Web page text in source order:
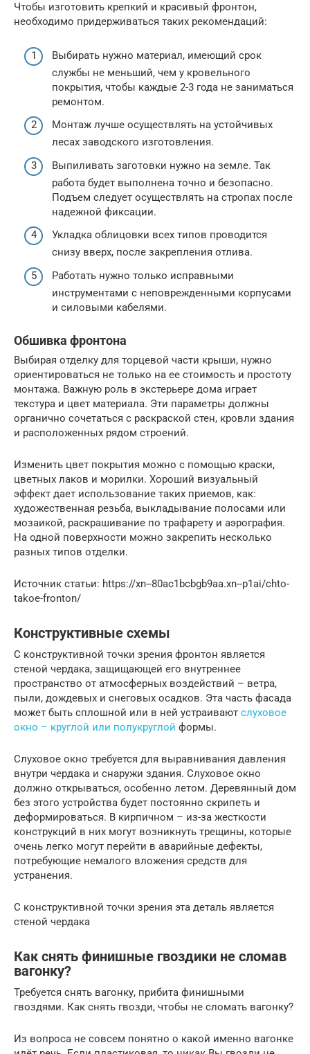
Чтобы изготовить крепкий и красивый фронтон,
необходимо придерживаться таких рекомендаций:
Выбирать нужно материал, имеющий срок
службы не меньший, чем у кровельного
покрытия, чтобы каждые 2-3 года не заниматься
ремонтом.
Монтаж лучше осуществлять на устойчивых
лесах заводского изготовления.
Выпиливать заготовки нужно на земле. Так
работа будет выполнена точно и безопасно.
Подъем следует осуществлять на стропах после
надежной фиксации.
Укладка облицовки всех типов проводится
снизу вверх, после закрепления отлива.
Работать нужно только исправными
инструментами с неповрежденными корпусами
и силовыми кабелями.
Обшивка фронтона
Выбирая отделку для торцевой части крыши, нужно
ориентироваться не только на ее стоимость и простоту
монтажа. Важную роль в экстерьере дома играет
текстура и цвет материала. Эти параметры должны
органично сочетаться с раскраской стен, кровли здания
и расположенных рядом строений.
Изменить цвет покрытия можно с помощью краски,
цветных лаков и морилки. Хороший визуальный
эффект дает использование таких приемов, как:
художественная резьба, выкладывание полосами или
мозаикой, раскрашивание по трафарету и аэрография.
На одной поверхности можно закрепить несколько
разных типов отделки.
Источник статьи: https://xn--80ac1bcbgb9aa.xn--p1ai/chto-
takoe-fronton/
Конструктивные схемы
С конструктивной точки зрения фронтон является
стеной чердака, защищающей его внутреннее
пространство от атмосферных воздействий – ветра,
пыли, дождевых и снеговых осадков. Эта часть фасада
может быть сплошной или в ней устраивают слуховое
окно – круглой или полукруглой формы.
Слуховое окно требуется для выравнивания давления
внутри чердака и снаружи здания. Слуховое окно
должно открываться, особенно летом. Деревянный дом
без этого устройства будет постоянно скрипеть и
деформироваться. В кирпичном – из-за жесткости
конструкций в них могут возникнуть трещины, которые
очень легко могут перейти в аварийные дефекты,
потребующие немалого вложения средств для
устранения.
С конструктивной точки зрения эта деталь является
стеной чердака
Как снять финишные гвоздики не сломав
вагонку?
Требуется снять вагонку, прибита финишными
гвоздями. Как снять гвозди, чтобы не сломать вагонку?
Из вопроса не совсем понятно о какой именно вагонке